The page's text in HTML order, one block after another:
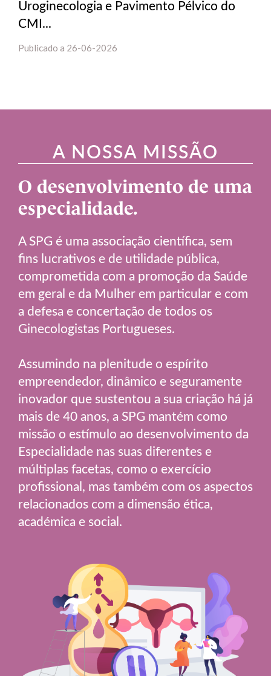
Uroginecologia e Pavimento Pélvico do
CMI...
Publicado a 26-06-2026
A NOSSA MISSÃO
O desenvolvimento de uma
especialidade.
A SPG é uma associação científica, sem
fins lucrativos e de utilidade pública,
comprometida com a promoção da Saúde
em geral e da Mulher em particular e com
a defesa e concertação de todos os
Ginecologistas Portugueses.
Assumindo na plenitude o espírito
empreendedor, dinâmico e seguramente
inovador que sustentou a sua criação há já
mais de 40 anos, a SPG mantém como
missão o estímulo ao desenvolvimento da
Especialidade nas suas diferentes e
múltiplas facetas, como o exercício
profissional, mas também com os aspectos
relacionados com a dimensão ética,
académica e social.